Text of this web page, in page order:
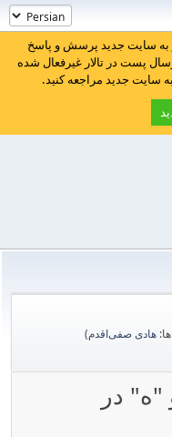
به سایت جدید پرسش و پاسخ
پست در تالار غیرفعال شده
سایت جدید مراجعه کنید.
هادی صفی‌اقدم)
در